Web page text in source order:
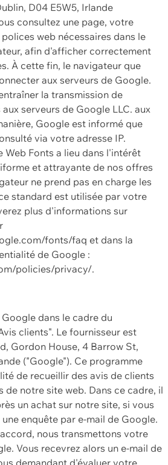
D04 E5W5, Irlande
consultez une page, votre
web nécessaires dans le
afin d'afficher correctement
À cette fin, le navigateur que
aux serveurs de Google.
la transmission de
serveurs de Google LLC. aux
Google est informé que
via votre adresse IP.
Web Fonts a lieu dans l'intérêt
et attrayante de nos offres
ne prend pas en charge les
standard est utilisée par votre
plus d'informations sur
fonts/faq et dans la
de Google :
policies/privacy/.
dans le cadre du
clients". Le fournisseur est
Gordon House, 4 Barrow St,
("Google"). Ce programme
de recueillir des avis de clients
de notre site web. Dans ce cadre, il
un achat sur notre site, si vous
enquête par e-mail de Google.
nous transmettons votre
Vous recevrez alors un e-mail de